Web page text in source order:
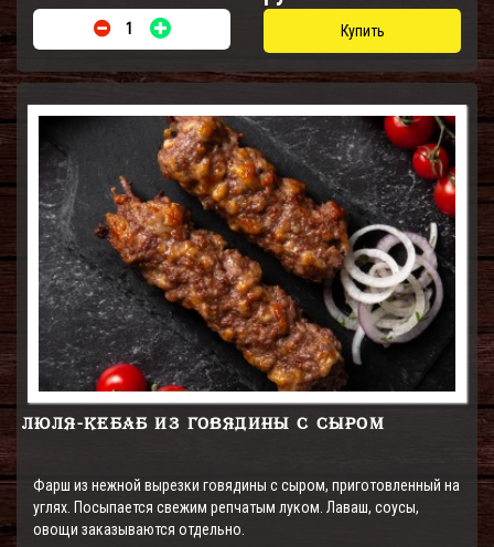
Купить
ЛЮЛЯ-КЕБАБ ИЗ ГОВЯДИНЫ С СЫРОМ
Фарш из нежной вырезки говядины с сыром, приготовленный на
углях. Посыпается свежим репчатым луком. Лаваш, соусы,
овощи заказываются отдельно.